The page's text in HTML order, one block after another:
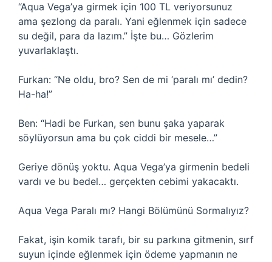
“Aqua Vega’ya girmek için 100 TL veriyorsunuz
ama şezlong da paralı. Yani eğlenmek için sadece
su değil, para da lazım.” İşte bu… Gözlerim
yuvarlaklaştı.
Furkan: “Ne oldu, bro? Sen de mi ‘paralı mı’ dedin?
Ha-ha!”
Ben: “Hadi be Furkan, sen bunu şaka yaparak
söylüyorsun ama bu çok ciddi bir mesele…”
Geriye dönüş yoktu. Aqua Vega’ya girmenin bedeli
vardı ve bu bedel… gerçekten cebimi yakacaktı.
Aqua Vega Paralı mı? Hangi Bölümünü Sormalıyız?
Fakat, işin komik tarafı, bir su parkına gitmenin, sırf
suyun içinde eğlenmek için ödeme yapmanın ne